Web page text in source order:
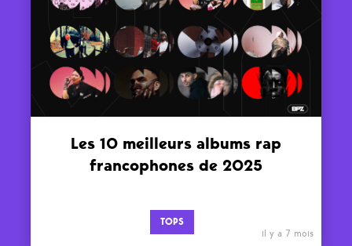
Les 10 meilleurs albums rap
francophones de 2025
TOPS
il y a 7 mois